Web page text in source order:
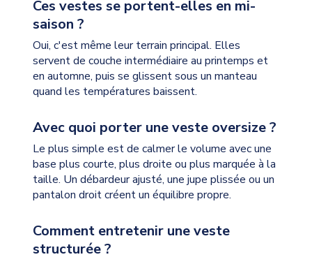
Ces vestes se portent-elles en mi-
saison ?
Oui, c'est même leur terrain principal. Elles
servent de couche intermédiaire au printemps et
en automne, puis se glissent sous un manteau
quand les températures baissent.
Avec quoi porter une veste oversize ?
Le plus simple est de calmer le volume avec une
base plus courte, plus droite ou plus marquée à la
taille. Un débardeur ajusté, une jupe plissée ou un
pantalon droit créent un équilibre propre.
Comment entretenir une veste
structurée ?